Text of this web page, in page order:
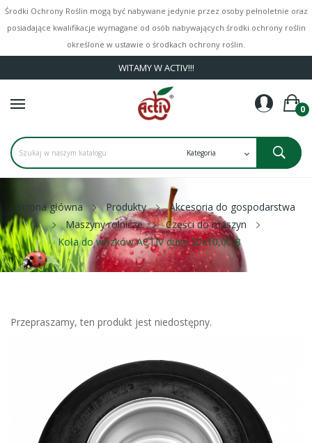
Środki Ochrony Roślin mogą być nabywane jedynie przez osoby pełnoletnie oraz
posiadające kwalifikacje wymagane od osób nabywających środki ochrony roślin
określone w ustawie o środkach ochrony roślin.
WITAMY W ACTIV!!!
0
Strona główna Produkty
Akcesoria do gospodarstwa
Maszyny rolnicze
Części do maszyn
Koła do wózków ACTIV duże 20x10,00-8
Przepraszamy, ten produkt jest niedostępny.